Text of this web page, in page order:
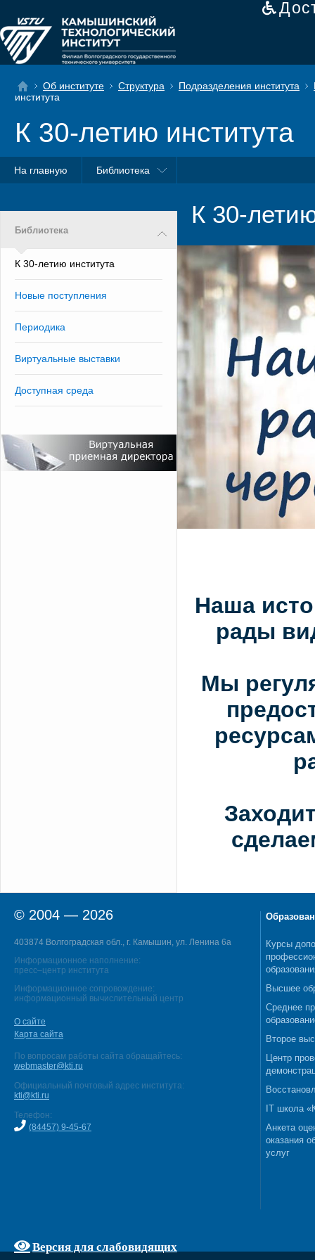
Об институте Структура Подразделения института
института
К 30-летию института
На главную Библиотека
Библиотека
К 30-летию института
Новые поступления
Периодика
Виртуальные выставки
Доступная среда
К 30-
Наша
рады
Мы
© 2004 — 2026
403874 Волгоградская обл., г. Камышин, ул. Ленина 6а
Информационное наполнение:
пресс–центр института
Информационное сопровождение:
информационный вычислительный центр
О сайте
Карта сайта
По вопросам работы сайта обращайтесь:
webmaster@kti.ru
Официальный почтовый адрес института:
kti@kti.ru
Телефон:
(84457) 9-45-67
Версия для слабовидящих
Курсы
Высшее
Среднее
Второе
Центр
IT школа
Анкета
оказания
услуг